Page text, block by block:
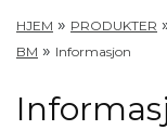
HJEM » PRODUKTER
BM » Informasjon